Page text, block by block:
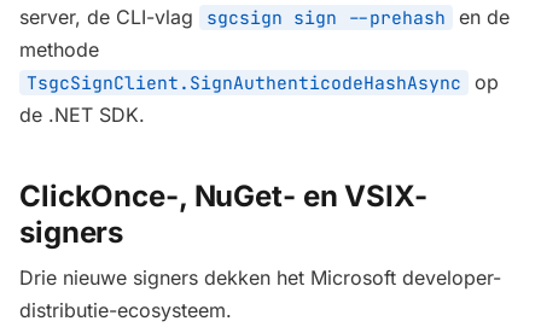
server, de CLI-vlag sgcsign sign --prehash
en de
methode
TsgcSignClient.SignAuthenticodeHashAsync
op
de .NET SDK.
ClickOnce-, NuGet- en VSIX-
signers
Drie nieuwe signers dekken het Microsoft developer-
distributie-ecosysteem.